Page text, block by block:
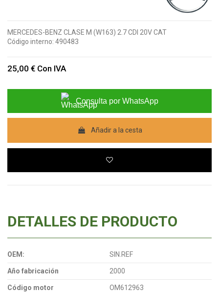
MERCEDES-BENZ CLASE M (W163) 2.7 CDI 20V CAT
Código interno: 490483
25,00 € Con IVA
Consulta por WhatsApp
Añadir a la cesta
DETALLES DE PRODUCTO
OEM: SIN.REF
Año fabricación 2000
Código motor OM612963